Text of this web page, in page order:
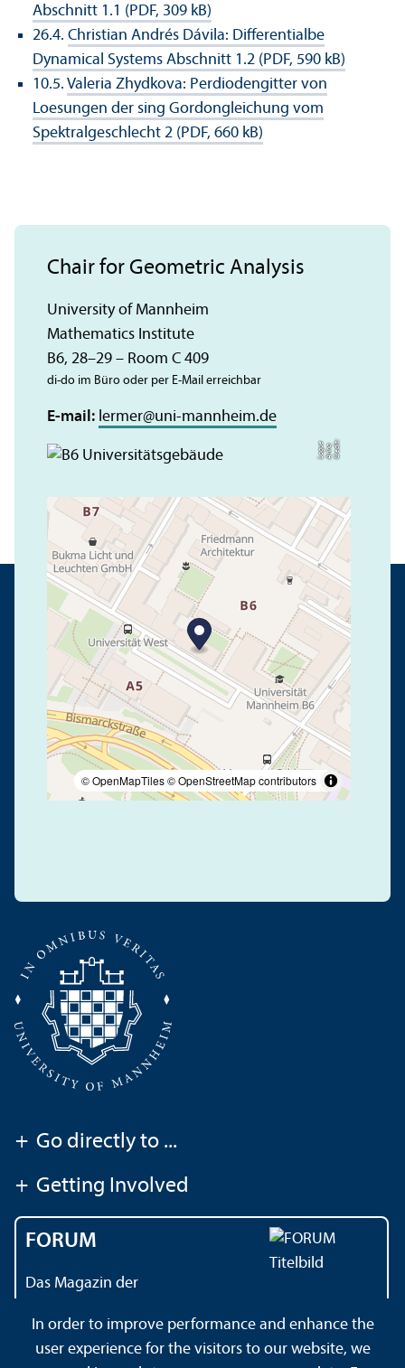
Abschnitt 1.1 (PDF, 309 kB)
26.4. Christian Andrés Dávila: Differentialbe
Dynamical Systems Abschnitt 1.2 (PDF, 590 kB)
10.5. Valeria Zhydkova: Perdiodengitter von
Loesungen der sing Gordongleichung vom
Spektralgeschlecht 2 (PDF, 660 kB)
C
r
e
dit:
A
n
n
aL
o
g
u
e
© OpenMapTiles© OpenStreetMap contributors
Chair for Geometric Analysis
University of Mannheim
Mathematics Institute
B6, 28–29 – Room C 409
di-do im Büro oder per E-Mail erreichbar
E-mail: lermer@uni-mannheim.de
+ Go directly to ...
+ Getting Involved
FORUM
Das Magazin der
In order to improve performance and enhance the
user experience for the visitors to our website, we